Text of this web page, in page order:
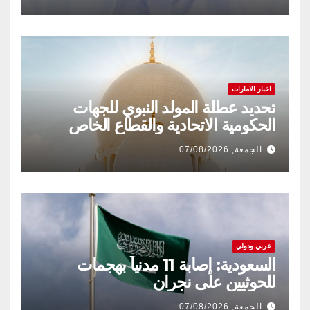
اخبار الامارات
تحديد عطلة المولد النبوي للجهات
الحكومية الاتحادية والقطاع الخاص
الجمعة, 07/08/2026
عربي ودولي
السعودية: إصابة 11 مدنياً بهجمات
للحوثيين على نجران
الجمعة, 07/08/2026